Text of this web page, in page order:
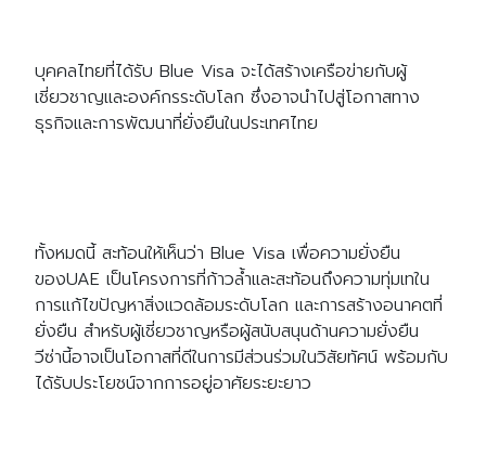
บุคคลไทยที่ได้รับ Blue Visa จะได้สร้างเครือข่ายกับผู้
เชี่ยวชาญและองค์กรระดับโลก ซึ่งอาจนำไปสู่โอกาสทาง
ธุรกิจและการพัฒนาที่ยั่งยืนในประเทศไทย
ทั้งหมดนี้ สะท้อนให้เห็นว่า Blue Visa เพื่อความยั่งยืน
ของUAE เป็นโครงการที่ก้าวล้ำและสะท้อนถึงความทุ่มเทใน
การแก้ไขปัญหาสิ่งแวดล้อมระดับโลก และการสร้างอนาคตที่
ยั่งยืน สำหรับผู้เชี่ยวชาญหรือผู้สนับสนุนด้านความยั่งยืน
วีซ่านี้อาจเป็นโอกาสที่ดีในการมีส่วนร่วมในวิสัยทัศน์ พร้อมกับ
ได้รับประโยชน์จากการอยู่อาศัยระยะยาว